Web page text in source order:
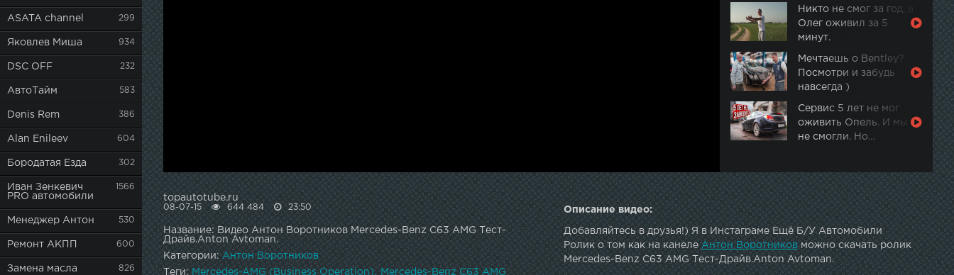
ASATA channel 299
Яковлев Миша 934
DSC OFF 232
АвтоТайм 583
Denis Rem 386
Alan Enileev 604
Бородатая Езда 302
Иван Зенкевич
PRO автомобили
1566
Менеджер Антон 530
Ремонт АКПП 600
Замена масла 826
Никто не смог за год, а
Олег оживил за 5
минут.
Мечтаешь о Bentley?
Посмотри и забудь
навсегда )
Сервис 5 лет не мог
оживить Опель. И мы
не смогли. Но…
topautotube.ru
Описание видео:
Добавляйтесь в друзья!) Я в Инстаграме Ещё Б/У Автомобили
Ролик о том как на канелеАнтон Воротниковможно скачать ролик
Mercedes-Benz C63 AMG Тест-Драйв.Anton Avtoman.
08-07-15 644 484 23:50
Название: Видео Антон Воротников Mercedes-Benz C63 AMG Тест-
Драйв.Anton Avtoman.
Категории:Антон Воротников
Теги: Mercedes-AMG (Business Operation)
Mercedes-Benz C63 AMG